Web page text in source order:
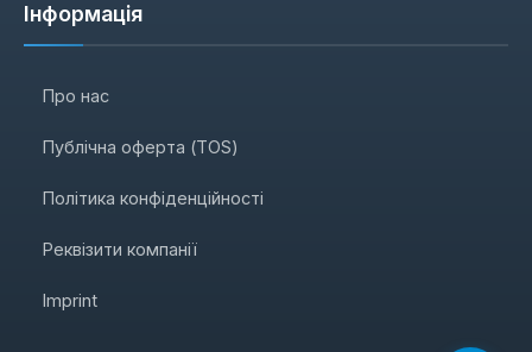
Інформація
Про нас
Публічна оферта (TOS)
Політика конфіденційності
Реквізити компанії
Imprint